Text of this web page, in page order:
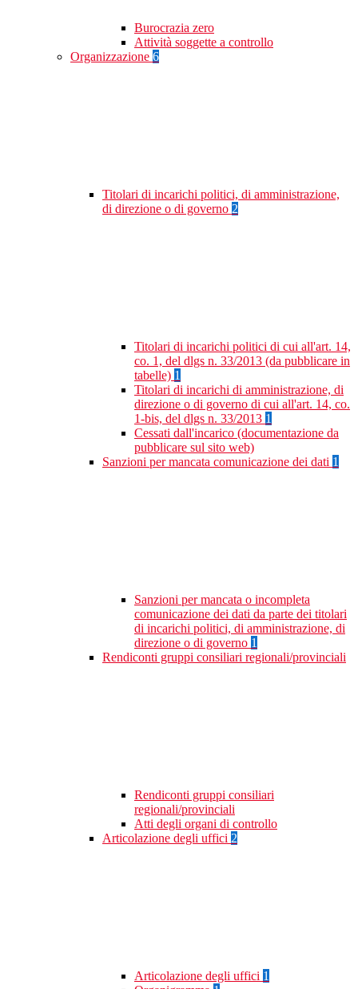
Burocrazia zero
Attività soggette a controllo
Organizzazione 6
Titolari di incarichi politici, di amministrazione,
di direzione o di governo 2
Titolari di incarichi politici di cui all'art. 14,
co. 1, del dlgs n. 33/2013 (da pubblicare in
tabelle) 1
Titolari di incarichi di amministrazione, di
direzione o di governo di cui all'art. 14, co.
1-bis, del dlgs n. 33/2013 1
Cessati dall'incarico (documentazione da
pubblicare sul sito web)
Sanzioni per mancata comunicazione dei dati 1
Sanzioni per mancata o incompleta
comunicazione dei dati da parte dei titolari
di incarichi politici, di amministrazione, di
direzione o di governo 1
Rendiconti gruppi consiliari regionali/provinciali
Rendiconti gruppi consiliari
regionali/provinciali
Atti degli organi di controllo
Articolazione degli uffici 2
Articolazione degli uffici 1